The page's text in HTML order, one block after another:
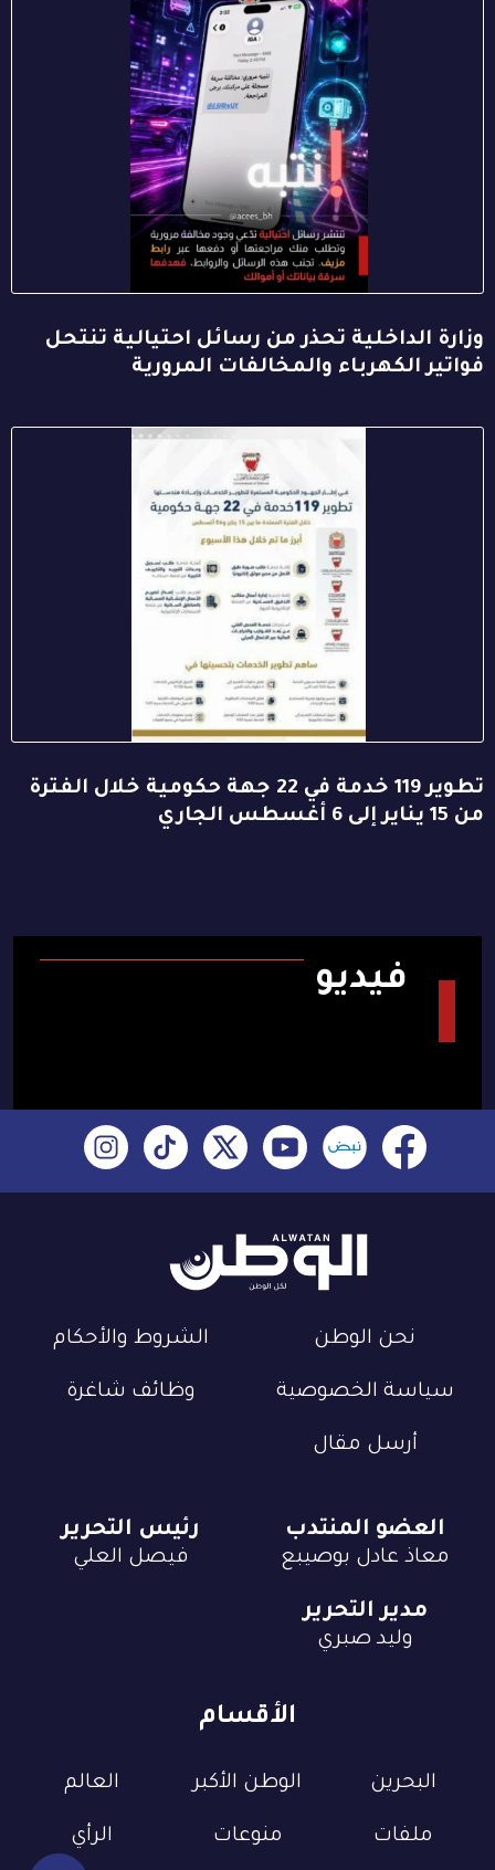
وزارة الداخلية تحذر من رسائل احتيالية تنتحل
فواتير الكهرباء والمخالفات المرورية
تطوير 119 خدمة في 22 جهة حكومية خلال الفترة
من 15 يناير إلى 6 أغسطس الجاري
فيديو
نحن الوطن الشروط والأحكام
سياسة الخصوصية وظائف شاغرة
أرسل مقال
الأقسام
البحرين الوطن الأكبر العالم
ملفات منوعات الرأي
العضو المنتدب
معاذ عادل بوصيبع
رئيس التحرير
فيصل العلي
مدير التحرير
وليد صبري